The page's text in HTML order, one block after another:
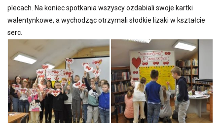
plecach. Na koniec spotkania wszyscy ozdabiali swoje kartki
walentynkowe, a wychodząc otrzymali słodkie lizaki w kształcie
serc.